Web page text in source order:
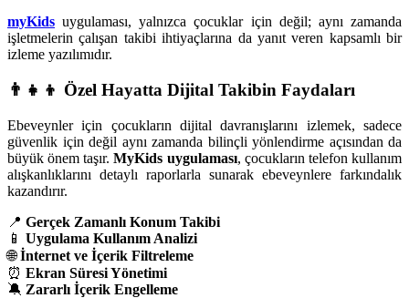
myKids uygulaması, yalnızca çocuklar için değil; aynı zamanda
işletmelerin çalışan takibi ihtiyaçlarına da yanıt veren kapsamlı bir
izleme yazılımıdır.
👨‍👧‍👦 Özel Hayatta Dijital Takibin Faydaları
Ebeveynler için çocukların dijital davranışlarını izlemek, sadece
güvenlik için değil aynı zamanda bilinçli yönlendirme açısından da
büyük önem taşır.MyKids uygulaması, çocukların telefon kullanım
alışkanlıklarını detaylı raporlarla sunarak ebeveynlere farkındalık
kazandırır.
📍 Gerçek Zamanlı Konum Takibi
📱 Uygulama Kullanım Analizi
🌐İnternet ve İçerik Filtreleme
⏰ Ekran Süresi Yönetimi
🔕 Zararlı İçerik Engelleme